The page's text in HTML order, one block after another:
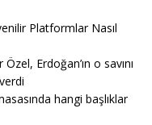
Platformlar Nasıl
Erdoğan’ın o savını
hangi başlıklar